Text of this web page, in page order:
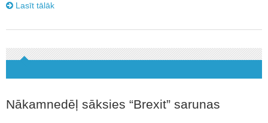
Lasīt tālāk
Nākamnedēļ sāksies “Brexit” sarunas